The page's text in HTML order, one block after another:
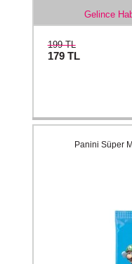
Gelince
199 TL
179 TL
Panini Süper